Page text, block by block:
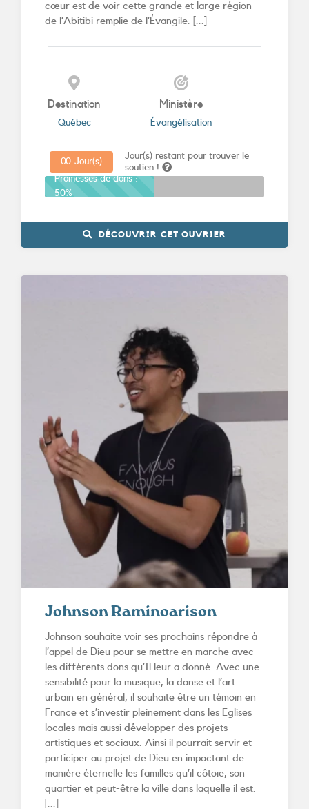
cœur est de voir cette grande et large région
de l’Abitibi remplie de l’Évangile. [...]
Destination
Québec
Ministère
Évangélisation
Jour(s) restant pour trouver le
soutien !
00 Jour(s)
Promesses de dons :
50%
DÉCOUVRIR CET OUVRIER
Johnson Raminoarison
Johnson souhaite voir ses prochains répondre à
l’appel de Dieu pour se mettre en marche avec
les différents dons qu’Il leur a donné. Avec une
sensibilité pour la musique, la danse et l’art
urbain en général, il souhaite être un témoin en
France et s’investir pleinement dans les Eglises
locales mais aussi développer des projets
artistiques et sociaux. Ainsi il pourrait servir et
participer au projet de Dieu en impactant de
manière éternelle les familles qu’il côtoie, son
quartier et peut-être la ville dans laquelle il est.